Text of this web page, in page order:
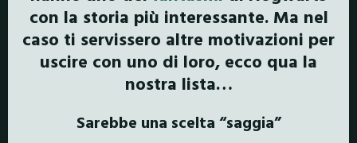
con la storia più interessante. Ma nel
caso ti servissero altre motivazioni per
uscire con uno di loro, ecco qua la
nostra lista…
Sarebbe una scelta “saggia”